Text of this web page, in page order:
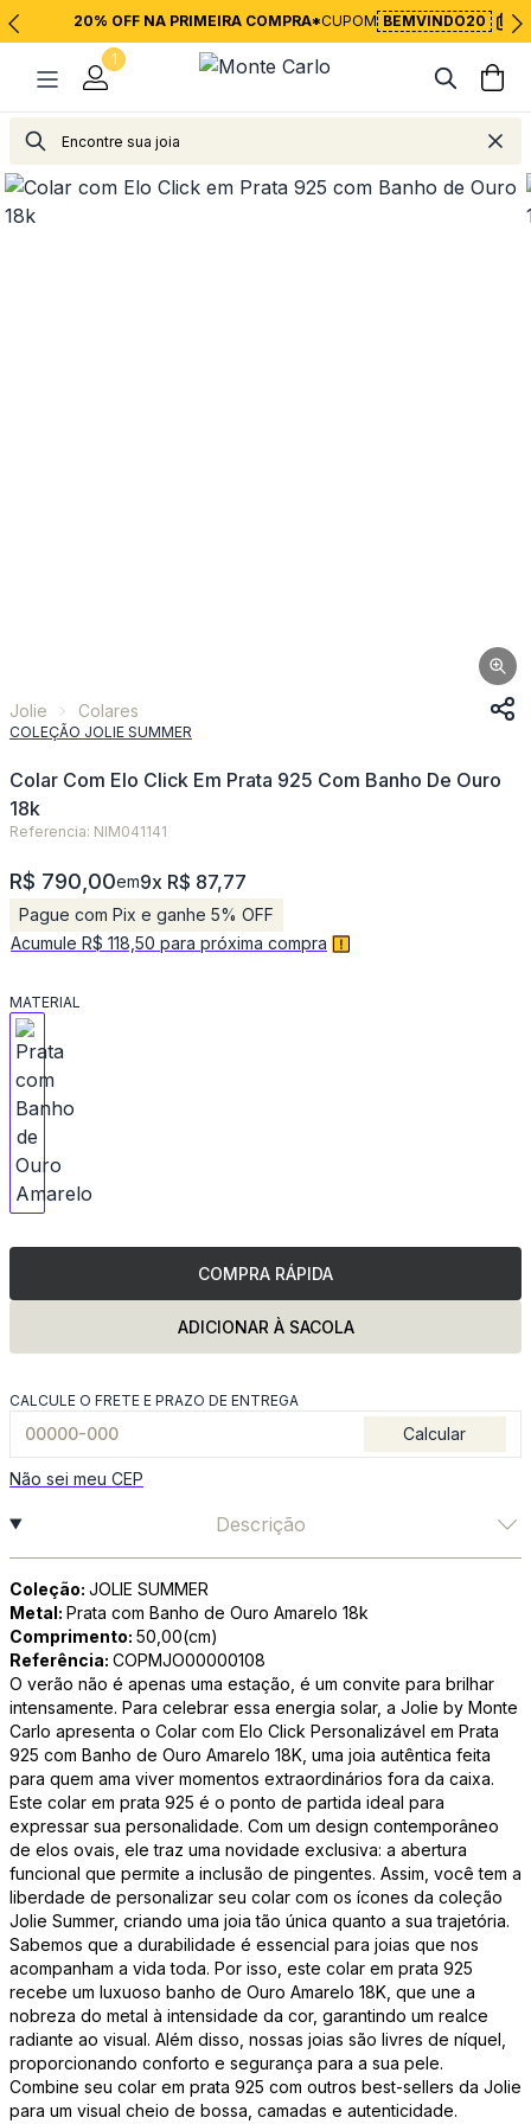
20% OFF NA PRIMEIRA COMPRA*CUPOM BEMVINDO20
1
Jolie
Jolie Colares
COLEÇÃO JOLIE SUMMER
Colar Com Elo Click Em Prata 925 Com Banho De Ouro
18k
Referencia: NIM041141
R$ 790,00em9x R$ 87,77
Pague com Pix e ganhe 5% OFF
Acumule R$ 118,50 para próxima compra
MATERIAL
COMPRA RÁPIDA
ADICIONAR À SACOLA
CALCULE O FRETE E PRAZO DE ENTREGA
Calcular
Não sei meu CEP
Descrição
Coleção: JOLIE SUMMER
Metal: Prata com Banho de Ouro Amarelo 18k
Comprimento: 50,00(cm)
Referência: COPMJO00000108
O verão não é apenas uma estação, é um convite para brilhar
intensamente. Para celebrar essa energia solar, a Jolie by Monte
Carlo apresenta o Colar com Elo Click Personalizável em Prata
925 com Banho de Ouro Amarelo 18K, uma joia autêntica feita
para quem ama viver momentos extraordinários fora da caixa.
Este colar em prata 925 é o ponto de partida ideal para
expressar sua personalidade. Com um design contemporâneo
de elos ovais, ele traz uma novidade exclusiva: a abertura
funcional que permite a inclusão de pingentes. Assim, você tem a
liberdade de personalizar seu colar com os ícones da coleção
Jolie Summer, criando uma joia tão única quanto a sua trajetória.
Sabemos que a durabilidade é essencial para joias que nos
acompanham a vida toda. Por isso, este colar em prata 925
recebe um luxuoso banho de Ouro Amarelo 18K, que une a
nobreza do metal à intensidade da cor, garantindo um realce
radiante ao visual. Além disso, nossas joias são livres de níquel,
proporcionando conforto e segurança para a sua pele.
Combine seu colar em prata 925 com outros best-sellers da Jolie
para um visual cheio de bossa, camadas e autenticidade.